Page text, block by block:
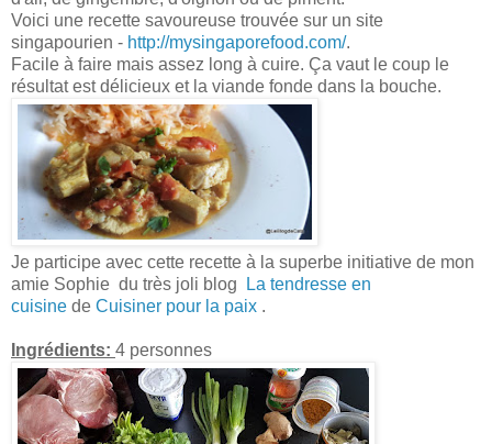
Voici une recette savoureuse trouvée sur un site
singapourien - http://mysingaporefood.com/.
Facile à faire mais assez long à cuire. Ça vaut le coup le
résultat est délicieux et la viande fonde dans la bouche.
Je participe avec cette recette à la superbe initiative de mon
amie Sophie du très joli blog
La tendresse en
cuisine de Cuisiner pour la paix .
Ingrédients: 4 personnes